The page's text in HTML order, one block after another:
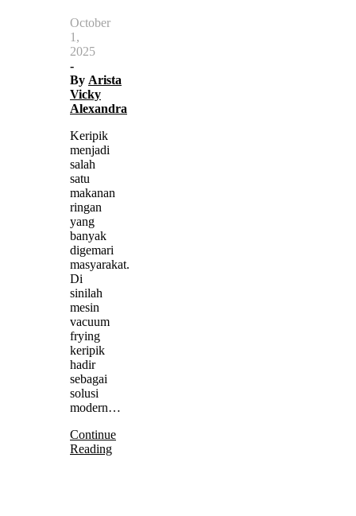
October
1,
2025
-
By Arista
Vicky
Alexandra
Keripik
menjadi
salah
satu
makanan
ringan
yang
banyak
digemari
masyarakat.
Di
sinilah
mesin
vacuum
frying
keripik
hadir
sebagai
solusi
modern…
Continue
Reading